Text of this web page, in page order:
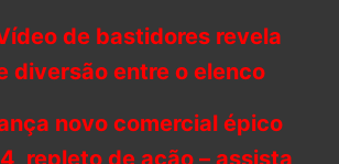
de bastidores revela
diversão entre o elenco
novo comercial épico
repleto de ação – assista